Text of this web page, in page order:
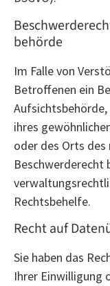
behörde
Im Falle von
Betroffenen ein
ihres
oder des Orts
Beschwerderecht
Rechtsbehelfe.
Recht auf
Sie haben das
Ihrer Einwilligung